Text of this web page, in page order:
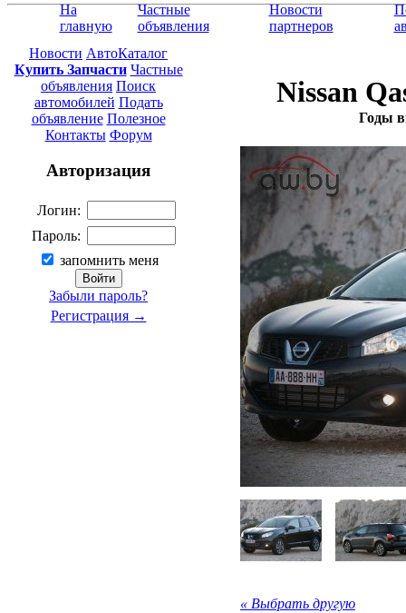
На
главную
Частные
объявления
Новости
партнеров
Новости АвтоКаталог
Купить Запчасти Частные
объявления Поиск
автомобилей Подать
объявление Полезное
Контакты Форум
Авторизация
Логин:
Пароль:
запомнить меня
Забыли пароль?
Регистрация →
Nissan
Годы
« Выбрать другую